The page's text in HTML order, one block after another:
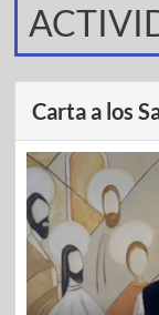
Carta a los